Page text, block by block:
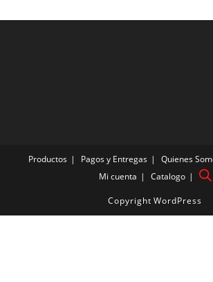
Productos Pagos y Entregas Quienes
Mi cuenta
Catalogo
Copyright WordPress